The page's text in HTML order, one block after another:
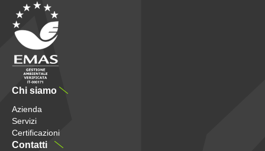
Chi siamo
Azienda
Servizi
Certificazioni
Contatti